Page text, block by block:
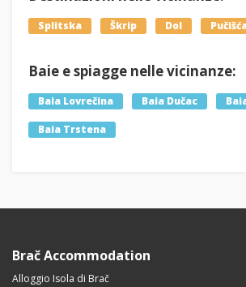
Splitska Škrip Dol
Baie e spiagge nelle vicinanze:
Baia Lovrečina Baia Dučac
Baia Trstena
Brač Accommodation
Alloggio Isola di Brač